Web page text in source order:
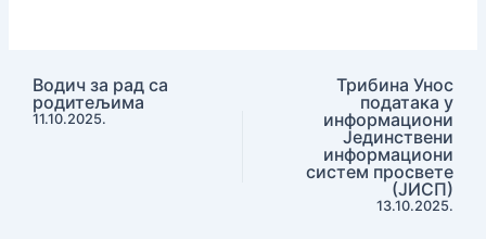
Водич за рад са
родитељима
11.10.2025.
Трибина Унос
података у
информациони
Јединствени
информациони
систем просвете
(ЈИСП)
13.10.2025.